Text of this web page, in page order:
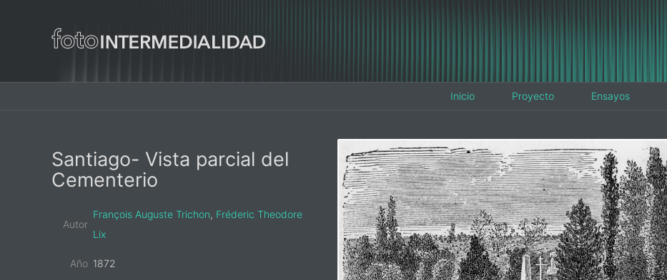
Inicio Proyecto Ensayos
Primary
Sidebar
Santiago- Vista parcial del
Cementerio
Autor
François Auguste Trichon, Fréderic Theodore
Lix
Año 1872